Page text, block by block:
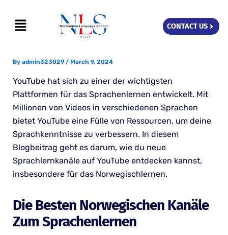
content
Menu CONTACT US
By admin323029 / March 9, 2024
YouTube hat sich zu einer der wichtigsten
Plattformen für das Sprachenlernen entwickelt. Mit
Millionen von Videos in verschiedenen Sprachen
bietet YouTube eine Fülle von Ressourcen, um deine
Sprachkenntnisse zu verbessern. In diesem
Blogbeitrag geht es darum, wie du neue
Sprachlernkanäle auf YouTube entdecken kannst,
insbesondere für das Norwegischlernen.
Die Besten Norwegischen Kanäle
Zum Sprachenlernen